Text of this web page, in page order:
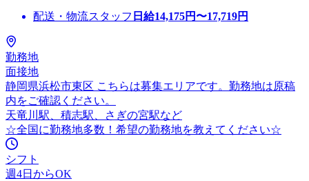
配送・物流スタッフ 日給14,175円〜17,719円
勤務地
面接地
静岡県浜松市東区 こちらは募集エリアです。勤務地は原稿
内をご確認ください。
天竜川駅、積志駅、さぎの宮駅など
☆全国に勤務地多数！希望の勤務地を教えてください☆
シフト
週4日からOK